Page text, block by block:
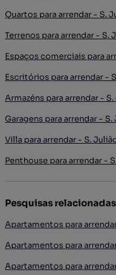
Quartos para arrendar - S.
Terrenos para arrendar - S.
Espaços comerciais para
Escritórios para arrendar -
Armazéns para arrendar -
Garagens para arrendar - S.
Villa para arrendar - S.
Penthouse para arrendar -
Pesquisas relacionadas
Apartamentos para
Apartamentos para
Apartamentos para